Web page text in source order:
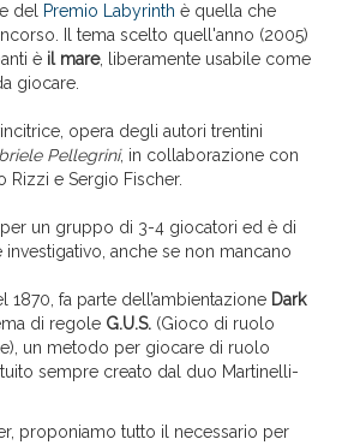
del Premio Labyrinth è quella che
Il tema scelto quell'anno (2005)
è il mare, liberamente usabile come
giocare.
opera degli autori trentini
Pellegrini, in collaborazione con
Rizzi e Sergio Fischer.
per un gruppo di 3-4 giocatori ed è di
anche se non mancano
1870, fa parte dell’ambientazione Dark
di regole G.U.S. (Gioco di ruolo
un metodo per giocare di ruolo
sempre creato dal duo Martinelli-
proponiamo tutto il necessario per